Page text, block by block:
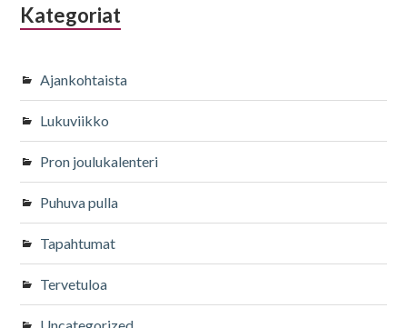
Kategoriat
Ajankohtaista
Lukuviikko
Pron joulukalenteri
Puhuva pulla
Tapahtumat
Tervetuloa